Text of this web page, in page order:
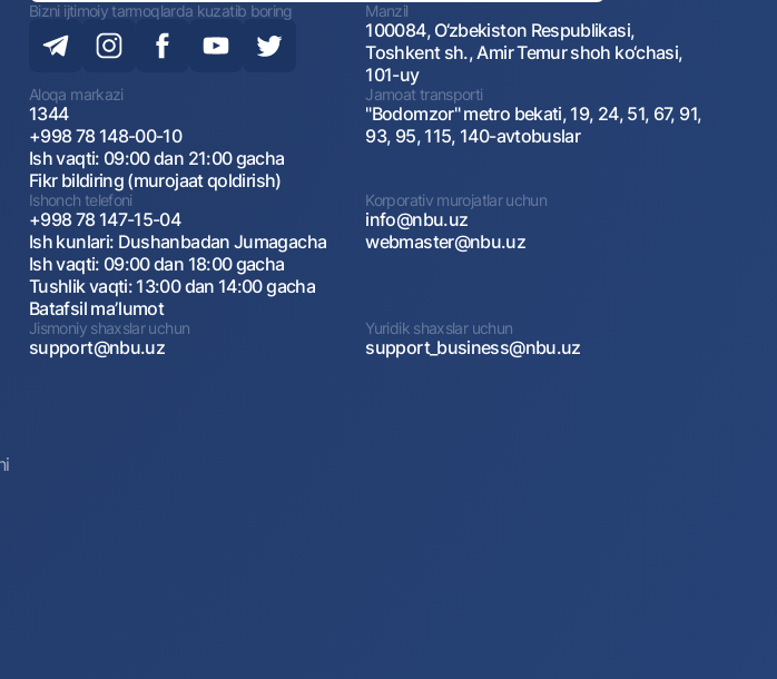
Bizni ijtimoiy tarmoqlarda kuzatib boring Manzil
100084, O‘zbekiston Respublikasi,
Toshkent sh., Amir Temur shoh ko‘chasi,
101-uy
Aloqa markazi
1344
+998 78 148-00-10
Ish vaqti: 09:00 dan 21:00 gacha
Fikr bildiring (murojaat qoldirish)
Jamoat transporti
"Bodomzor" metro bekati, 19, 24, 51, 67, 91,
93, 95, 115, 140-avtobuslar
Ishonch telefoni
+998 78 147-15-04
Ish kunlari: Dushanbadan Jumagacha
Ish vaqti: 09:00 dan 18:00 gacha
Tushlik vaqti: 13:00 dan 14:00 gacha
Batafsil maʼlumot
Korporativ murojatlar uchun
info@nbu.uz
webmaster@nbu.uz
Jismoniy shaxslar uchun
support@nbu.uz
Yuridik shaxslar uchun
support_business@nbu.uz